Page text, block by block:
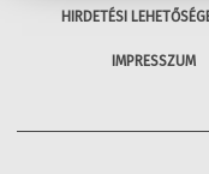
HIRDETÉSI
IMPRESSZUM